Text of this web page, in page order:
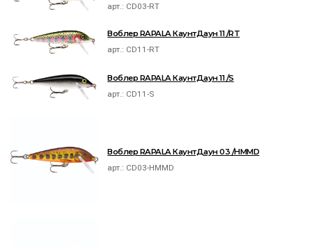
арт.: CD03-RT
Воблер RAPALA КаунтДаун 11 /RT
арт.: CD11-RT
Воблер RAPALA КаунтДаун 11 /S
арт.: CD11-S
Воблер RAPALA КаунтДаун 03 /HMMD
арт.: CD03-HMMD